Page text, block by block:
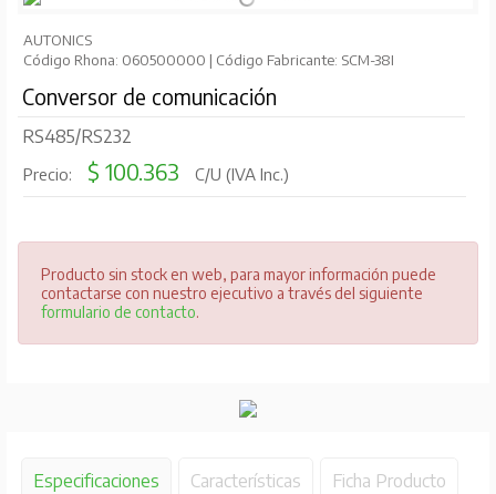
AUTONICS
Código Rhona: 060500000 | Código Fabricante: SCM-38I
Conversor de comunicación
RS485/RS232
Precio: $ 100.363 C/U (IVA Inc.)
Producto sin stock en web, para mayor información puede
contactarse con nuestro ejecutivo a través del siguiente
formulario de contacto.
Especificaciones Características Ficha Producto